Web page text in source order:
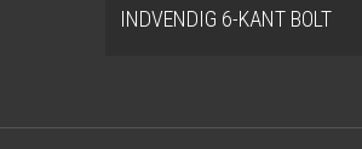
INDVENDIG 6-KANT BOLT